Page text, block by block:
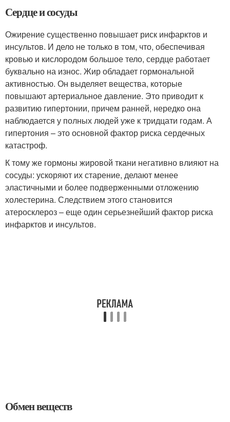
Сердце и сосуды
Ожирение существенно повышает риск инфарктов и
инсультов. И дело не только в том, что, обеспечивая
кровью и кислородом большое тело, сердце работает
буквально на износ. Жир обладает гормональной
активностью. Он выделяет вещества, которые
повышают артериальное давление. Это приводит к
развитию гипертонии, причем ранней, нередко она
наблюдается у полных людей уже к тридцати годам. А
гипертония – это основной фактор риска сердечных
катастроф.
К тому же гормоны жировой ткани негативно влияют на
сосуды: ускоряют их старение, делают менее
эластичными и более подверженными отложению
холестерина. Следствием этого становится
атеросклероз – еще один серьезнейший фактор риска
инфарктов и инсультов.
Обмен веществ